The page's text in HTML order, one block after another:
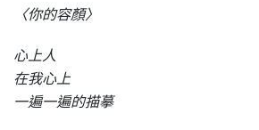
〈你的容顏〉
心上人
在我心上
一遍一遍的描摹